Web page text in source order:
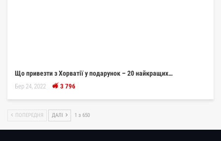
Що привезти з Хорватії у подарунок – 20 найкращих…
Бер 24, 2022 3 796
ПОПЕРЕДНЯ ДАЛІ 1 з 650